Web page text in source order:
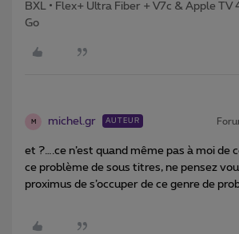
BXL • Flex+ Ultra Fiber + V7c & Apple TV
Go
M michel.gr AUTEUR
et ?….ce n’est quand même pas à moi
ce problème de sous titres, ne pensez
proximus de s’occuper de ce genre de